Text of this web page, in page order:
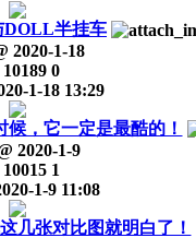
半挂车
2020-1-18
10189 0
1-18 13:29
，它一定是最酷的！
2020-1-9
10015 1
1-9 11:08
几张对比图就明白了！